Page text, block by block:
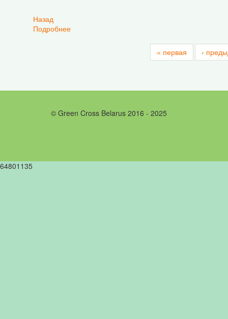
Назад
Подробнее
« первая ‹
© Green Cross Belarus 2016 - 2025
64801135